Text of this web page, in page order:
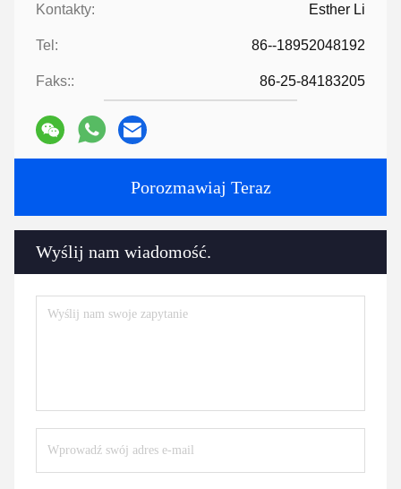
Kontakty: Esther Li
Tel: 86--18952048192
Faks:: 86-25-84183205
Porozmawiaj Teraz
Wyślij nam wiadomość.